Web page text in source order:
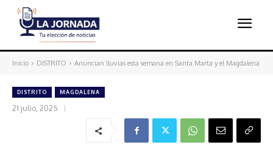
Inicio DISTRITO Anuncian lluvias esta semana en Santa Marta y el Magdalena
DISTRITO MAGDALENA
21 julio, 2025